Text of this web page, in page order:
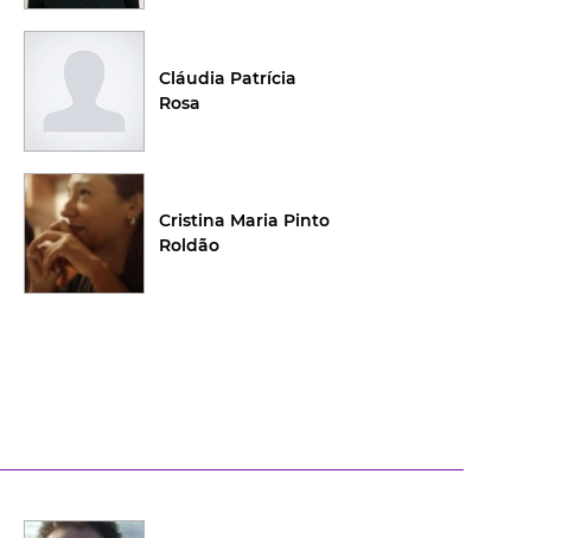
Cláudia Patrícia
Rosa
Cristina Maria Pinto
Roldão